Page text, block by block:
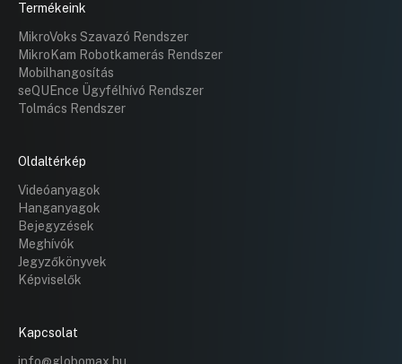
Termékeink
MikroVoks Szavazó Rendszer
MikroKam Robotkamerás Rendszer
Mobilhangosítás
seQUEnce Ügyfélhívó Rendszer
Tolmács Rendszer
Oldaltérkép
Videóanyagok
Hanganyagok
Bejegyzések
Meghívók
Jegyzőkönyvek
Képviselők
Kapcsolat